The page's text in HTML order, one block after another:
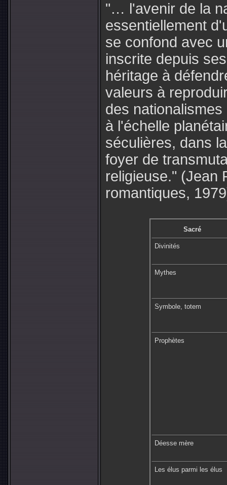
"… l'avenir de la
essentiellement
se confond avec
inscrite depuis
héritage à
valeurs à
des
à l'échelle
séculières, dans
foyer de
religieuse." (Jean
romantiques,
Sacré
Divinités
Mythes
Symbole, totem
Prophètes
Déesse mère
Les élus parmi les élus